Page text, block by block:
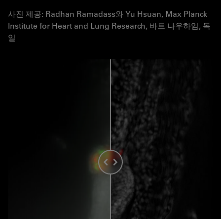
사진 제공: Radhan Ramadass와 Yu Hsuan, Max Planck
Institute for Heart and Lung Research, 바트 나우하임, 독
일